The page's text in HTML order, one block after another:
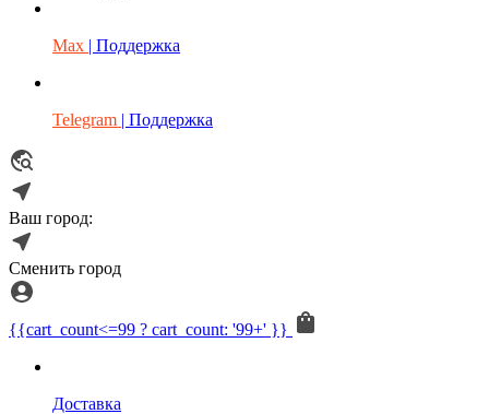
Max | Поддержка
Telegram | Поддержка
Ваш город:
Сменить город
{{cart_count<=99 ? cart_count: '99+' }}
Доставка